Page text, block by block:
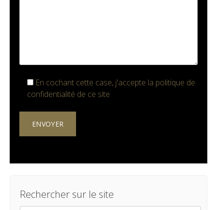
En cochant cette case, j'accepte la politique de
confidentialité de ce site
Rechercher sur le site